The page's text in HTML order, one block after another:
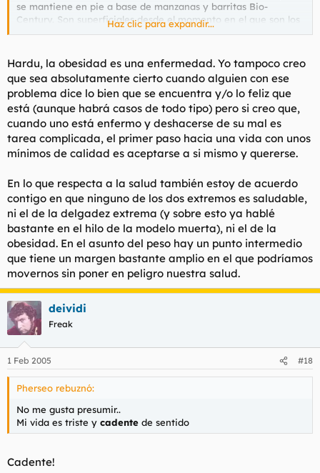
se mantiene en pie a base de manzanas y barritas Bio-
Century. Son superficiales desde el momento en el que son los
primeros que se fijan en el fisico, ¿y la salud?, ¿donde queda la
No digo que todo el mundo luzca un tipo estupendo y la calle
parezca un video de Britney Spears, pero se puede estar bien
y sano con unos pocos kilos de mas, de menos o los justos, pero
nunca estarás bien ,ni fisica ni esteticamente, con un lomo
como una mesa camilla y unas ingles que se ponen a 97º en
agosto por efecto de la fricción.
Haz clic para expandir...
Hardu, la obesidad es una enfermedad. Yo tampoco creo
que sea absolutamente cierto cuando alguien con ese
problema dice lo bien que se encuentra y/o lo feliz que
está (aunque habrá casos de todo tipo) pero si creo que,
cuando uno está enfermo y deshacerse de su mal es
tarea complicada, el primer paso hacia una vida con unos
mínimos de calidad es aceptarse a si mismo y quererse.
En lo que respecta a la salud también estoy de acuerdo
contigo en que ninguno de los dos extremos es saludable,
ni el de la delgadez extrema (y sobre esto ya hablé
bastante en el hilo de la modelo muerta), ni el de la
obesidad. En el asunto del peso hay un punto intermedio
que tiene un margen bastante amplio en el que podríamos
movernos sin poner en peligro nuestra salud.
deividi
Freak
1 Feb 2005 #18
Pherseo rebuznó:
No me gusta presumir..
Mi vida es triste y cadente de sentido
Cadente!